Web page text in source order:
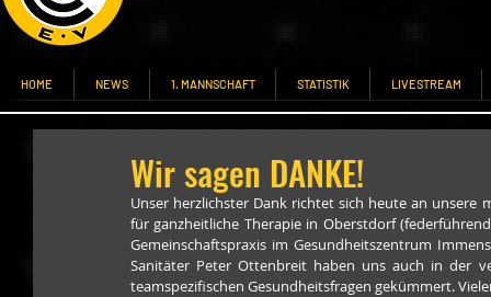
HOME NEWS 1. MANNSCHAFT STATISTIK LIVESTREAM
Wir sagen DANKE!
Unser herzlichster Dank richtet sich heute an unsere
für ganzheitliche Therapie in Oberstdorf
Gemeinschaftspraxis im Gesundheitszentrum
Sanitäter Peter Ottenbreit haben uns auch in der
teamspezifischen Gesundheitsfragen gekümmert.